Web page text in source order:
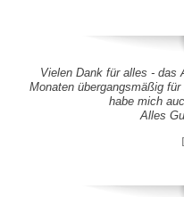
Vielen Dank für alles - das
Monaten übergangsmäßig
habe mich
Alles